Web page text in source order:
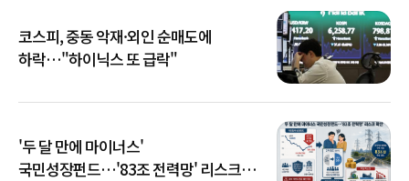
코스피, 중동 악재·외인 순매도에
하락…"하이닉스 또 급락"
'두 달 만에 마이너스'
국민성장펀드…'83조 전력망' 리스크